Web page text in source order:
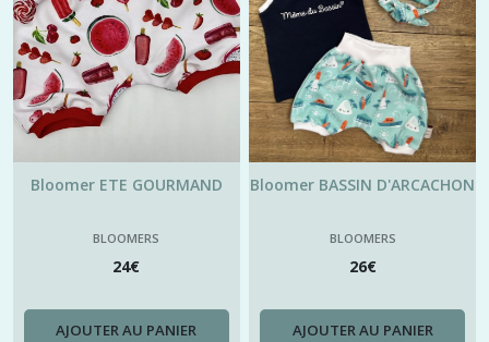
Bloomer ETE GOURMAND
BLOOMERS
24€
AJOUTER AU PANIER
Bloomer BASSIN D'ARCACHON
BLOOMERS
26€
AJOUTER AU PANIER